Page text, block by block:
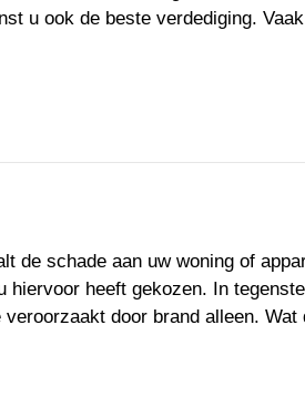
u ook de beste verdediging.
de schade aan uw woning of
hiervoor heeft gekozen. In
door brand alleen. Wat